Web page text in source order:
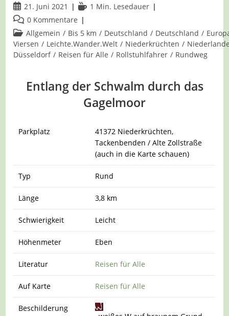
Beitrag
veröffentlicht:
21. Juni 2021 Lesedauer:
1 Min. Lesedauer
Beitrags-
Kommentare:
0 Kommentare
Beitrags-
Kategorie:
Allgemein / Bis 5 km / Deutschland / Deutschland /
Viersen / Leichte.Wander.Welt / Niederkrüchten /
Düsseldorf / Reisen für Alle / Rollstuhlfahrer / Rundweg
Entlang der Schwalm durch das
Gagelmoor
Parkplatz
41372 Niederkrüchten,
Tackenbenden / Alte Zollstraße
(auch in die Karte schauen)
Typ Rund
Länge 3,8 km
Schwierigkeit Leicht
Höhenmeter Eben
Literatur Reisen für Alle
Auf Karte Reisen für Alle
Beschilderung